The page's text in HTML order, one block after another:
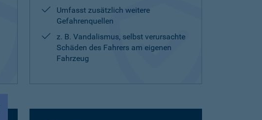
Umfasst zusätzlich weitere
Gefahrenquellen
z. B. Vandalismus, selbst verursachte
Schäden des Fahrers am eigenen
Fahrzeug